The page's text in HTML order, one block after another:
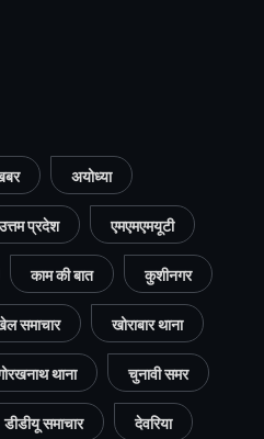
अयोध्या
प्रदेश एमएमएमयूटी
काम की बात कुशीनगर
समाचार खोराबार थाना
थाना चुनावी समर
डीडीयू समाचार देवरिया